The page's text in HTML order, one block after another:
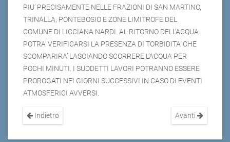
PIU’ PRECISAMENTE NELLE FRAZIONI DI SAN MARTINO,
TRINALLA, PONTEBOSIO E ZONE LIMITROFE DEL
COMUNE DI LICCIANA NARDI. AL RITORNO DELL’ACQUA
POTRA’ VERIFICARSI LA PRESENZA DI TORBIDITA’ CHE
SCOMPARIRA’ LASCIANDO SCORRERE L’ACQUA PER
POCHI MINUTI. I SUDDETTI LAVORI POTRANNO ESSERE
PROROGATI NEI GIORNI SUCCESSIVI IN CASO DI EVENTI
ATMOSFERICI AVVERSI.
Indietro Avanti